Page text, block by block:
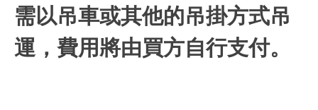
需以吊車或其他的吊掛方式吊
運，費用將由買方自行支付。